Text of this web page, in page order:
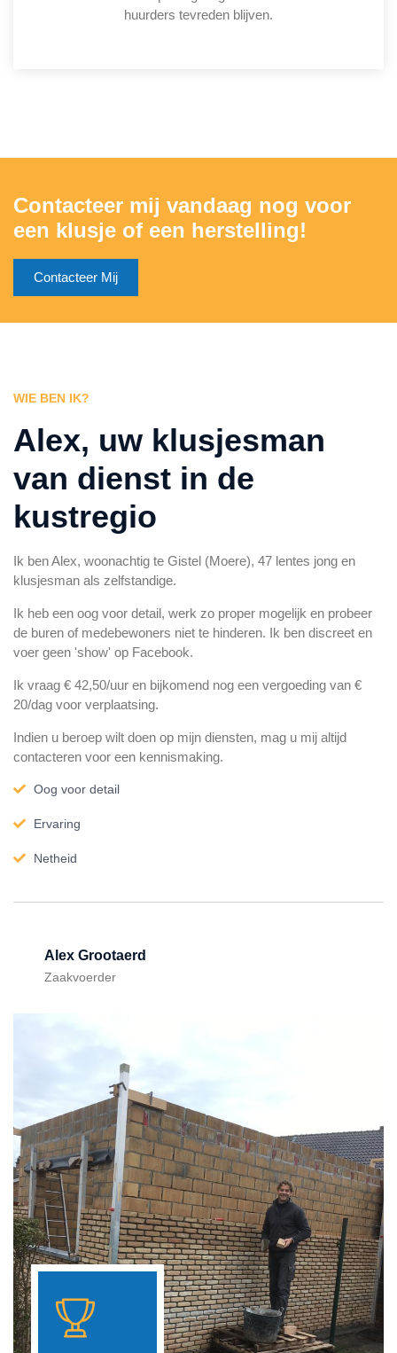
huurders tevreden blijven.
Contacteer mij vandaag nog voor
een klusje of een herstelling!
Contacteer Mij
WIE BEN IK?
Alex, uw klusjesman
van dienst in de
kustregio
Ik ben Alex, woonachtig te Gistel (Moere), 47 lentes jong en
klusjesman als zelfstandige.
Ik heb een oog voor detail, werk zo proper mogelijk en probeer
de buren of medebewoners niet te hinderen. Ik ben discreet en
voer geen 'show' op Facebook.
Ik vraag € 42,50/uur en bijkomend nog een vergoeding van €
20/dag voor verplaatsing.
Indien u beroep wilt doen op mijn diensten, mag u mij altijd
contacteren voor een kennismaking.
Oog voor detail
Ervaring
Netheid
Alex Grootaerd
Zaakvoerder